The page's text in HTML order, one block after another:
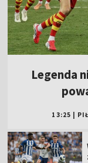
Legenda
13:25